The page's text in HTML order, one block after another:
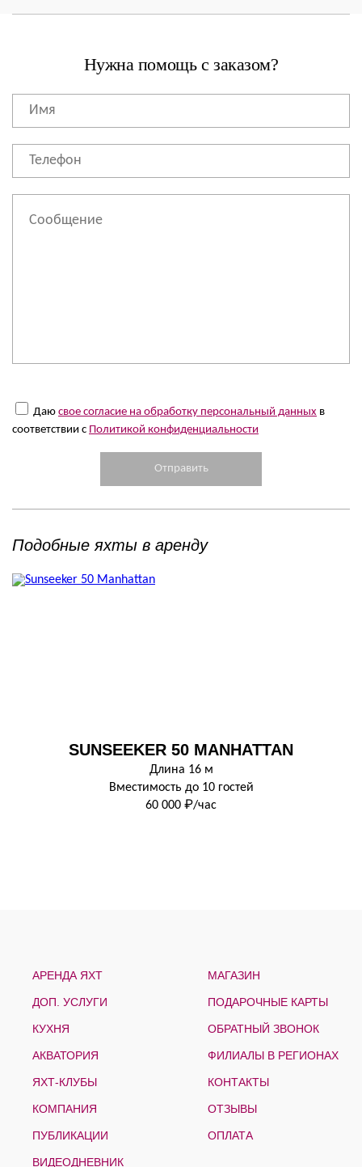
Нужна помощь с заказом?
Даю свое согласие на обработку персональный данных в
соответствии с Политикой конфиденциальности
Подобные яхты в аренду
SUNSEEKER 50 MANHATTAN
Длина 16 м
Вместимость до 10 гостей
60 000 ₽/час
АРЕНДА ЯХТ
ДОП. УСЛУГИ
КУХНЯ
АКВАТОРИЯ
ЯХТ-КЛУБЫ
КОМПАНИЯ
ПУБЛИКАЦИИ
ВИДЕОДНЕВНИК
МАГАЗИН
ПОДАРОЧНЫЕ КАРТЫ
ОБРАТНЫЙ ЗВОНОК
ФИЛИАЛЫ В РЕГИОНАХ
КОНТАКТЫ
ОТЗЫВЫ
ОПЛАТА